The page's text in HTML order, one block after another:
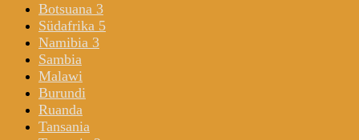
Botsuana 3
Südafrika 5
Namibia 3
Sambia
Malawi
Burundi
Ruanda
Tansania